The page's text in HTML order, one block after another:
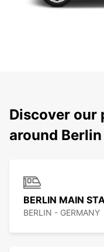
Discover our
around Berlin
BERLIN MAIN
BERLIN - GERMANY